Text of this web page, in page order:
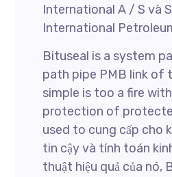
International A / S và
International
Bituseal is a system
path pipe PMB link of
simple is too a fire
protection of
used to cung cấp cho
tin cậy và tính toán
thuật hiệu quả của nó,